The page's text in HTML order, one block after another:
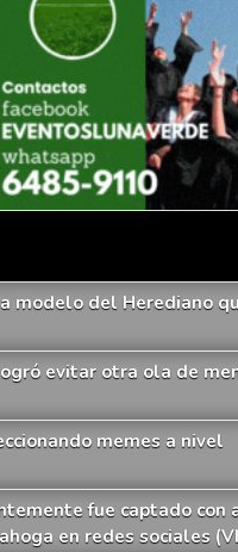
modelo del Herediano
evitar otra ola de
memes a nivel
fue captado con
en redes sociales